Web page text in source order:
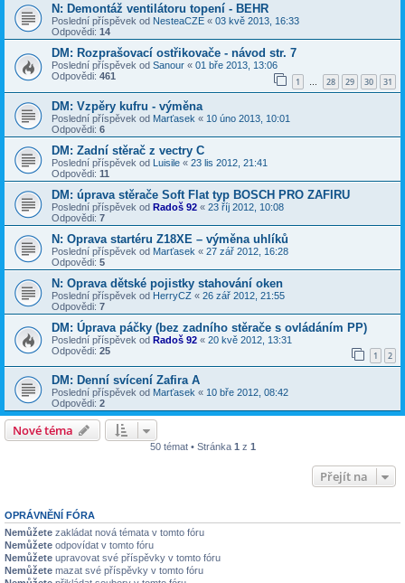
N: Demontáž ventilátoru topení - BEHR
Poslední příspěvek od NesteaCZE « 03 kvě 2013, 16:33
Odpovědi: 14
DM: Rozprašovací ostřikovače - návod str. 7
Poslední příspěvek od Sanour « 01 bře 2013, 13:06
Odpovědi: 461 1 28 29 30 31
DM: Vzpěry kufru - výměna
Poslední příspěvek od Marťasek « 10 úno 2013, 10:01
Odpovědi: 6
DM: Zadní stěrač z vectry C
Poslední příspěvek od Luisile « 23 lis 2012, 21:41
Odpovědi: 11
DM: úprava stěrače Soft Flat typ BOSCH PRO ZAFIRU
Poslední příspěvek od Radoš 92 « 23 říj 2012, 10:08
Odpovědi: 7
N: Oprava startéru Z18XE – výměna uhlíků
Poslední příspěvek od Marťasek « 27 zář 2012, 16:28
Odpovědi: 5
N: Oprava dětské pojistky stahování oken
Poslední příspěvek od HerryCZ « 26 zář 2012, 21:55
Odpovědi: 7
DM: Úprava páčky (bez zadního stěrače s ovládáním PP)
Poslední příspěvek od Radoš 92 « 20 kvě 2012, 13:31
Odpovědi: 25 1 2
DM: Denní svícení Zafira A
Poslední příspěvek od Marťasek « 10 bře 2012, 08:42
Odpovědi: 2
Nové téma
50 témat • Stránka 1 z 1
Přejít na
OPRÁVNĚNÍ FÓRA
Nemůžete zakládat nová témata v tomto fóru
Nemůžete odpovídat v tomto fóru
Nemůžete upravovat své příspěvky v tomto fóru
Nemůžete mazat své příspěvky v tomto fóru